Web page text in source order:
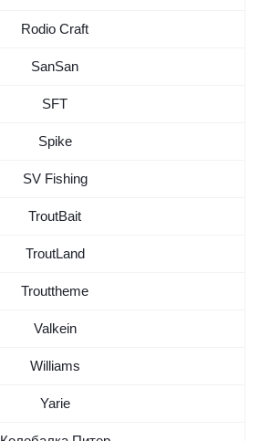
Rodio Craft
SanSan
SFT
Spike
SV Fishing
TroutBait
TroutLand
Trouttheme
Valkein
Williams
Yarie